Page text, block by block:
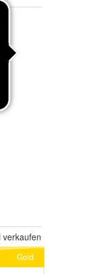
verkaufen
Gold